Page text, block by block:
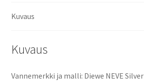
o
Kuvaus
Kuvaus
Vannemerkki ja malli: Diewe NEVE Silver